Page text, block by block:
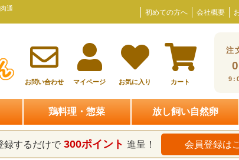
通
初めての方へ 会社概要
お問い合わせ マイページ お気に入り カート
注
鶏料理・惣菜 放し飼い自然卵
録するだけで 300ポイント 進呈！ 会員登録は